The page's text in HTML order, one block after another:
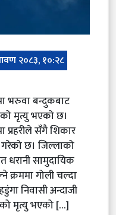
२०८३, १०:२८
भरुवा बन्दुकबाट
मृत्यु भएको छ।
सँगै शिकार
छ। जिल्लाको
धरानी सामुदायिक
क्रममा गोली चल्दा
निवासी अन्दाजी
मृत्यु भएको […]